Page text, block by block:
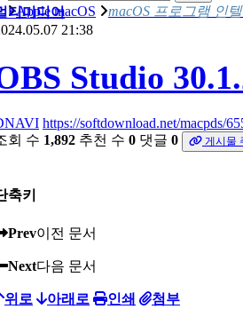
Apple macOS macOS 프로그램 인
티미디어
21:38
Studio
https://softdownload.net/macpds/
회 수 1,892 추천 수 0 댓글 0 게시물
축키
Prev이전 문서
Next다음 문서
위로 아래로 인쇄 첨부